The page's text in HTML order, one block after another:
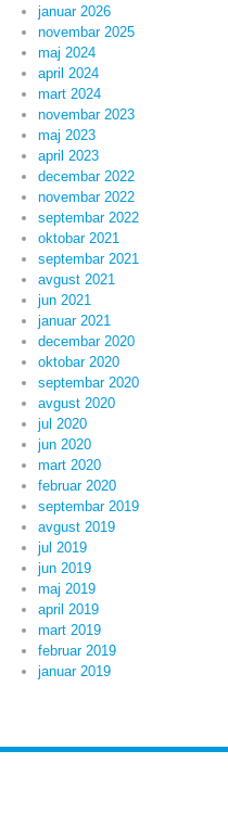
januar 2026
novembar 2025
maj 2024
april 2024
mart 2024
novembar 2023
maj 2023
april 2023
decembar 2022
novembar 2022
septembar 2022
oktobar 2021
septembar 2021
avgust 2021
jun 2021
januar 2021
decembar 2020
oktobar 2020
septembar 2020
avgust 2020
jul 2020
jun 2020
mart 2020
februar 2020
septembar 2019
avgust 2019
jul 2019
jun 2019
maj 2019
april 2019
mart 2019
februar 2019
januar 2019